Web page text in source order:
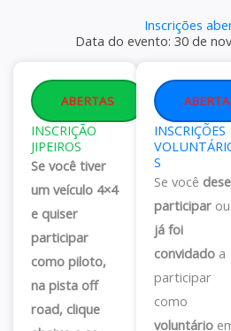
Inscrições
Data do evento: 30 de
ABERTAS
INSCRIÇÃO
JIPEIROS
Se você tiver
um veículo 4×4
e quiser
participar
como piloto,
na pista off
road, clique
INSCRIÇÕES
S
Se você
participar ou
já foi
convidado a
participar
como
voluntário